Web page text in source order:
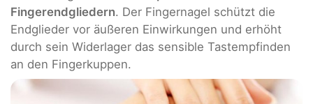
Fingerendgliedern. Der Fingernagel schützt die
Endglieder vor äußeren Einwirkungen und erhöht
durch sein Widerlager das sensible Tastempfinden
an den Fingerkuppen.